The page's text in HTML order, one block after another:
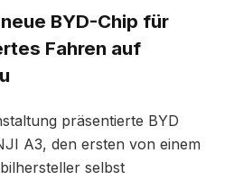
BYD-Chip für
Fahren auf
präsentierte BYD
A3, den ersten von einem
selbst